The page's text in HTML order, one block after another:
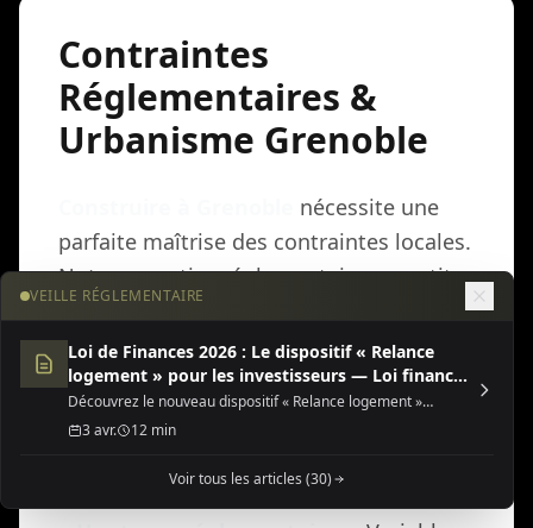
Contraintes
Réglementaires &
Urbanisme Grenoble
nécessite une
parfaite maîtrise des contraintes locales.
Notre expertise réglementaire garantit
la conformité de votre projet aux
spécificités du PLU local, aux contraintes
ABF et aux particularités climatiques
locales.
PLU & Contraintes d'Urbanisme
VEILLE RÉGLEMENTAIRE
Loi de Finances 2026 : Le dispositif « Relance
logement » pour les investisseurs — Loi finances
2026 dispositif relance
Découvrez le nouveau dispositif « Relance logement »
(Jeanbrun) de la Loi de Finances 2026, une opportunité fiscale
majeure pour l'investissement locatif neuf ou rénové.
3 avr. 12 min
Voir tous les articles (30)